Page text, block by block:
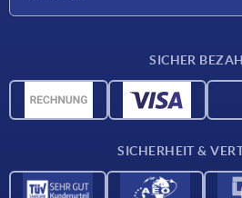
CAD-Daten
SICHER
SICHERHEIT &